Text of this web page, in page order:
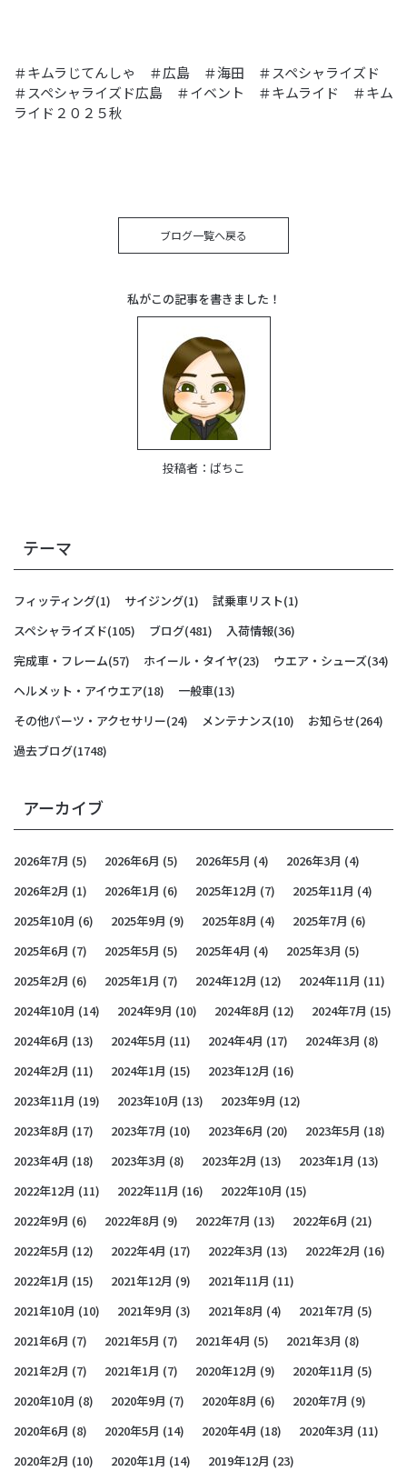
＃キムラじてんしゃ ＃広島 ＃海田 ＃スペシャライズド
＃スペシャライズド広島 ＃イベント ＃キムライド ＃キム
ライド２０２５秋
ブログ一覧へ戻る
私がこの記事を書きました！
投稿者： ばちこ
テーマ
フィッティング(1) サイジング(1) 試乗車リスト(1)
スペシャライズド(105) ブログ(481) 入荷情報(36)
完成車・フレーム(57) ホイール・タイヤ(23) ウエア・シューズ(34)
ヘルメット・アイウエア(18) 一般車(13)
その他パーツ・アクセサリー(24) メンテナンス(10) お知らせ(264)
過去ブログ(1748)
アーカイブ
2026年7月 (5) 2026年6月 (5) 2026年5月 (4) 2026年3月 (4)
2026年2月 (1) 2026年1月 (6) 2025年12月 (7) 2025年11月 (4)
2025年10月 (6) 2025年9月 (9) 2025年8月 (4) 2025年7月 (6)
2025年6月 (7) 2025年5月 (5) 2025年4月 (4) 2025年3月 (5)
2025年2月 (6) 2025年1月 (7) 2024年12月 (12) 2024年11月 (11)
2024年10月 (14) 2024年9月 (10) 2024年8月 (12) 2024年7月 (15)
2024年6月 (13) 2024年5月 (11) 2024年4月 (17) 2024年3月 (8)
2024年2月 (11) 2024年1月 (15) 2023年12月 (16)
2023年11月 (19) 2023年10月 (13) 2023年9月 (12)
2023年8月 (17) 2023年7月 (10) 2023年6月 (20) 2023年5月 (18)
2023年4月 (18) 2023年3月 (8) 2023年2月 (13) 2023年1月 (13)
2022年12月 (11) 2022年11月 (16) 2022年10月 (15)
2022年9月 (6) 2022年8月 (9) 2022年7月 (13) 2022年6月 (21)
2022年5月 (12) 2022年4月 (17) 2022年3月 (13) 2022年2月 (16)
2022年1月 (15) 2021年12月 (9) 2021年11月 (11)
2021年10月 (10) 2021年9月 (3) 2021年8月 (4) 2021年7月 (5)
2021年6月 (7) 2021年5月 (7) 2021年4月 (5) 2021年3月 (8)
2021年2月 (7) 2021年1月 (7) 2020年12月 (9) 2020年11月 (5)
2020年10月 (8) 2020年9月 (7) 2020年8月 (6) 2020年7月 (9)
2020年6月 (8) 2020年5月 (14) 2020年4月 (18) 2020年3月 (11)
2020年2月 (10) 2020年1月 (14) 2019年12月 (23)